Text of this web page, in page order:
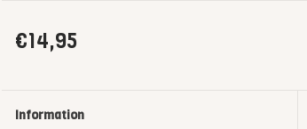
€14,95
Information